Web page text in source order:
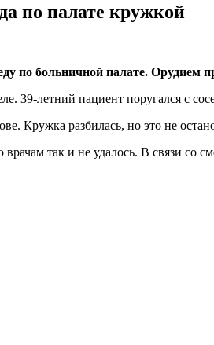
по палате кружкой
по больничной палате. Орудием
39-летний пациент поругался с
Кружка разбилась, но это не
так и не удалось. В связи со